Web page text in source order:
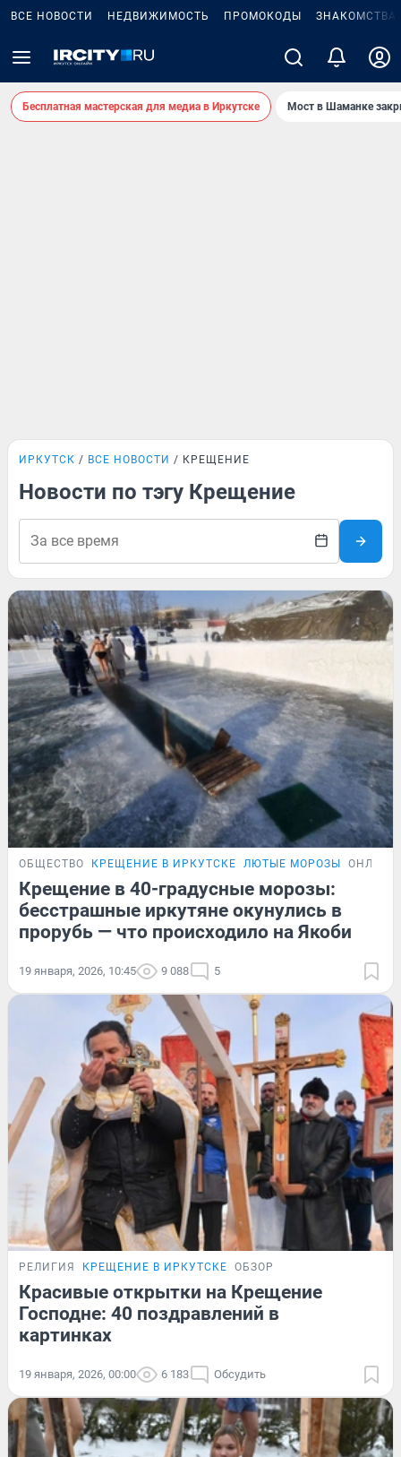
ВСЕ НОВОСТИ НЕДВИЖИМОСТЬ ПРОМОКОДЫ ЗНАКОМСТВА
Бесплатная мастерская для медиа в Иркутске Мост в Шаманке
ИРКУТСК ВСЕ НОВОСТИ КРЕЩЕНИЕ
Новости по тэгу Крещение
ОБЩЕСТВО КРЕЩЕНИЕ В ИРКУТСКЕ ЛЮТЫЕ МОРОЗЫ
Крещение в 40-градусные морозы:
бесстрашные иркутяне окунулись в
прорубь — что происходило на Якоби
19 января, 2026, 10:45 9 088 5
РЕЛИГИЯ КРЕЩЕНИЕ В ИРКУТСКЕ ОБЗОР
Красивые открытки на Крещение
Господне: 40 поздравлений в
картинках
19 января, 2026, 00:00 6 183 Обсудить